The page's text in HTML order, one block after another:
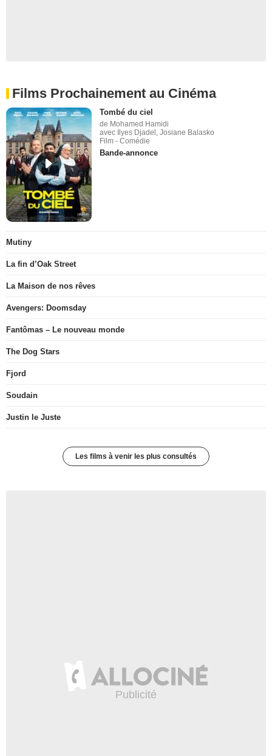
Films Prochainement au Cinéma
Tombé du ciel
de Mohamed Hamidi
avec Ilyes Djadel, Josiane Balasko
Film - Comédie
Bande-annonce
Mutiny
La fin d’Oak Street
La Maison de nos rêves
Avengers: Doomsday
Fantômas – Le nouveau monde
The Dog Stars
Fjord
Soudain
Justin le Juste
Les films à venir les plus consultés